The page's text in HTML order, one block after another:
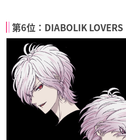
第6位：DIABOLIK